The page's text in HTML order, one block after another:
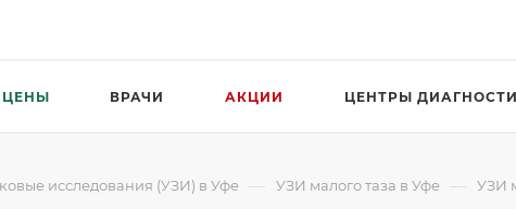
ЦЕНЫ ВРАЧИ АКЦИИ ЦЕНТРЫ
исследования (УЗИ) в Уфе — УЗИ малого таза в Уфе — УЗИ